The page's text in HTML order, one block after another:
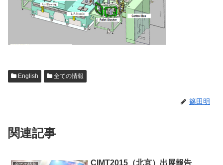
English 全ての情報
篠田明
関連記事
CIMT2015（北京）出展報告